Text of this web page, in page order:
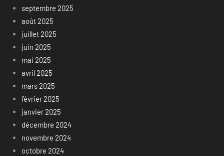
septembre 2025
août 2025
juillet 2025
juin 2025
mai 2025
avril 2025
mars 2025
février 2025
janvier 2025
décembre 2024
novembre 2024
octobre 2024